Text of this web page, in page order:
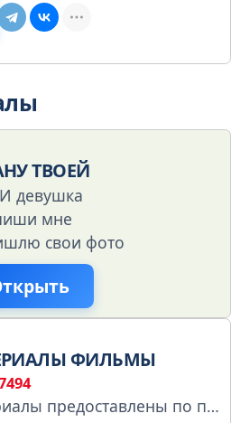
ТВОЕЙ
девушка
мне
свои фото
ФИЛЬМЫ
Все материалы предоставлены по партнерской программе ivi Администрация канала не несёт ответственности за рекламу